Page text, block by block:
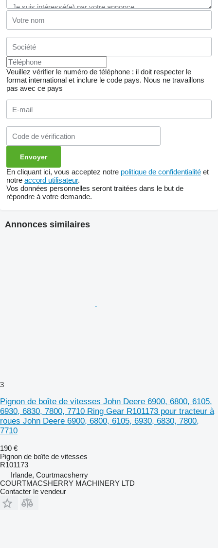
Veuillez vérifier le numéro de téléphone : il doit respecter le
format international et inclure le code pays. Nous ne travaillons
pas avec ce pays
En cliquant ici, vous acceptez notre politique de confidentialité et
notre accord utilisateur.
Vos données personnelles seront traitées dans le but de
répondre à votre demande.
Annonces similaires
3
Pignon de boîte de vitesses John Deere 6900, 6800, 6105,
6930, 6830, 7800, 7710 Ring Gear R101173 pour tracteur à
roues John Deere 6900, 6800, 6105, 6930, 6830, 7800,
7710
190 €
Pignon de boîte de vitesses
R101173
Irlande, Courtmacsherry
COURTMACSHERRY MACHINERY LTD
Contacter le vendeur